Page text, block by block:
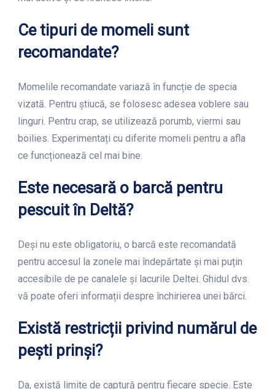
Ce tipuri de momeli sunt
recomandate?
Momelile recomandate variază în funcție de specia
vizată. Pentru știucă, se folosesc adesea voblere sau
linguri. Pentru crap, se utilizează porumb, viermi sau
boilies. Experimentați cu diferite momeli pentru a afla
ce funcționează cel mai bine.
Este necesară o barcă pentru
pescuit în Deltă?
Deși nu este obligatoriu, o barcă este recomandată
pentru accesul la zonele mai îndepărtate și mai puțin
accesibile de pe canalele și lacurile Deltei. Ghidul dvs.
vă poate oferi informații despre închirierea unei bărci.
Există restricții privind numărul de
pești prinși?
Da, există limite de captură pentru fiecare specie. Este